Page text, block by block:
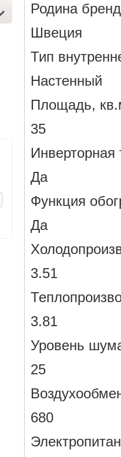
Родина
Швеция
Тип
Настенный
Площадь,
35
Инверторная
Да
Функция
Да
3.51
3.81
Уровень
25
680